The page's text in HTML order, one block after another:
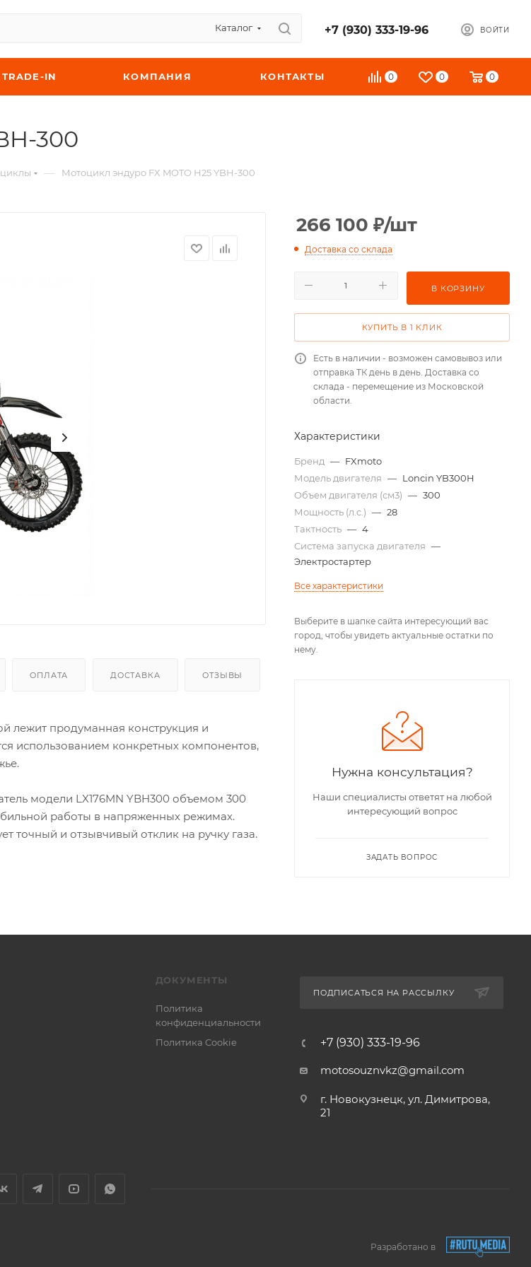
Каталог +7 (930) 333-19-96 ВОЙТИ
0 0 0
TRADE-IN КОМПАНИЯ КОНТАКТЫ
300
— Мотоцикл эндуро FX MOTO H25 YBH-300
ОПЛАТА ДОСТАВКА ОТЗЫВЫ
лежит продуманная конструкция и
использованием конкретных компонентов,
модели LX176MN YBH300 объемом 300
работы в напряженных режимах.
точный и отзывчивый отклик на ручку газа.
266 100 ₽/шт
Доставка со склада
В КОРЗИНУ
КУПИТЬ В 1 КЛИК
Есть в наличии - возможен самовывоз или
отправка ТК день в день. Доставка со
склада - перемещение из Московской
области.
Характеристики
Бренд — FXmoto
Модель двигателя — Loncin YB300H
Объем двигателя (см3) — 300
Мощность (л.с.) — 28
Тактность — 4
Система запуска двигателя —
Электростартер
Все характеристики
Выберите в шапке сайта интересующий вас
город, чтобы увидеть актуальные остатки по
нему.
Нужна консультация?
Наши специалисты ответят на любой
интересующий вопрос
ЗАДАТЬ ВОПРОС
ДОКУМЕНТЫ
Политика
конфиденциальности
Политика Cookie
ПОДПИСАТЬСЯ НА РАССЫЛКУ
+7 (930) 333-19-96
motosouznvkz@gmail.com
г. Новокузнецк, ул. Димитрова,
21
Разработано в